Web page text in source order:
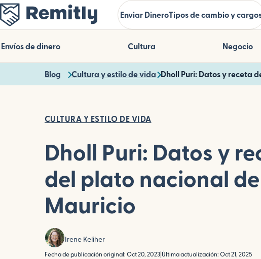
Skip
to
main
content
Enviar DineroTipos de cambio y
Envíos de dinero Cultura Negocio
Blog Cultura y estilo de vida Dholl Puri: Datos y receta
CULTURA Y ESTILO DE VIDA
Dholl Puri: Datos y
del plato nacional de
Mauricio
Irene Keliher
Fecha de publicación original: Oct 20, 2023 Última actualización: Oct 21, 2025